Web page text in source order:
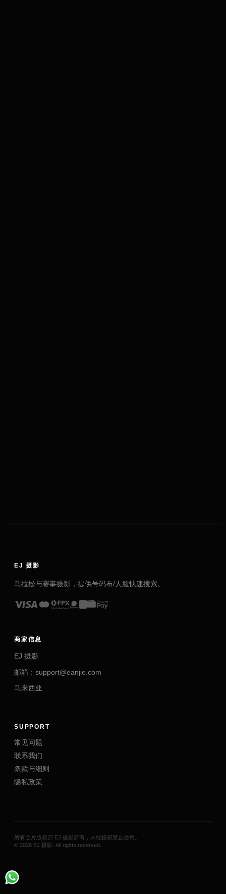
EJ 摄影
马拉松与赛事摄影，提供号码布/人脸快速搜索。
商家信息
EJ 摄影
邮箱：support@eanjie.com
马来西亚
SUPPORT
常见问题
联系我们
条款与细则
隐私政策
所有照片版权归 EJ 摄影所有，未经授权禁止使用。
© 2026 EJ 摄影 . All rights reserved.